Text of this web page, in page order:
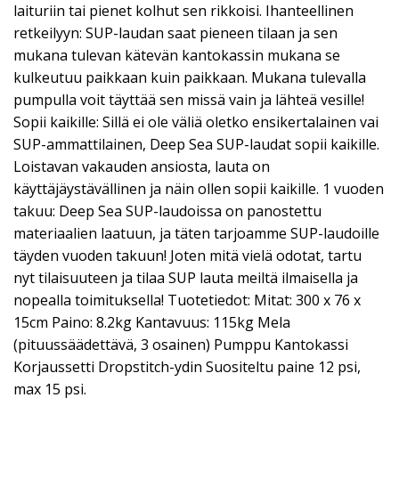
laituriin tai pienet kolhut sen rikkoisi. Ihanteellinen
retkeilyyn: SUP-laudan saat pieneen tilaan ja sen
mukana tulevan kätevän kantokassin mukana se
kulkeutuu paikkaan kuin paikkaan. Mukana tulevalla
pumpulla voit täyttää sen missä vain ja lähteä vesille!
Sopii kaikille: Sillä ei ole väliä oletko ensikertalainen vai
SUP-ammattilainen, Deep Sea SUP-laudat sopii kaikille.
Loistavan vakauden ansiosta, lauta on
käyttäjäystävällinen ja näin ollen sopii kaikille. 1 vuoden
takuu: Deep Sea SUP-laudoissa on panostettu
materiaalien laatuun, ja täten tarjoamme SUP-laudoille
täyden vuoden takuun! Joten mitä vielä odotat, tartu
nyt tilaisuuteen ja tilaa SUP lauta meiltä ilmaisella ja
nopealla toimituksella! Tuotetiedot: Mitat: 300 x 76 x
15cm Paino: 8.2kg Kantavuus: 115kg Mela
(pituussäädettävä, 3 osainen) Pumppu Kantokassi
Korjaussetti Dropstitch-ydin Suositeltu paine 12 psi,
max 15 psi.